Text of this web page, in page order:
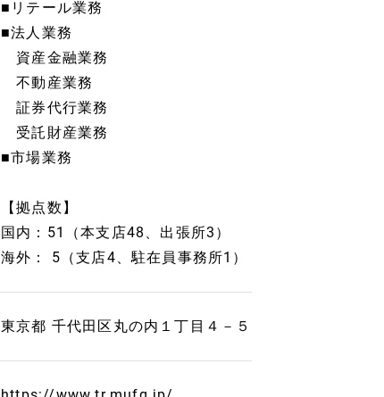
■リテール業務
■法人業務
資産金融業務
不動産業務
証券代行業務
受託財産業務
■市場業務
【拠点数】
国内：51（本支店48、出張所3）
海外： 5（支店4、駐在員事務所1）
東京都 千代田区丸の内１丁目４－５